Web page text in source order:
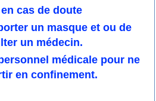
cas de doute
un masque et ou de
un médecin.
médicale pour ne
en confinement.